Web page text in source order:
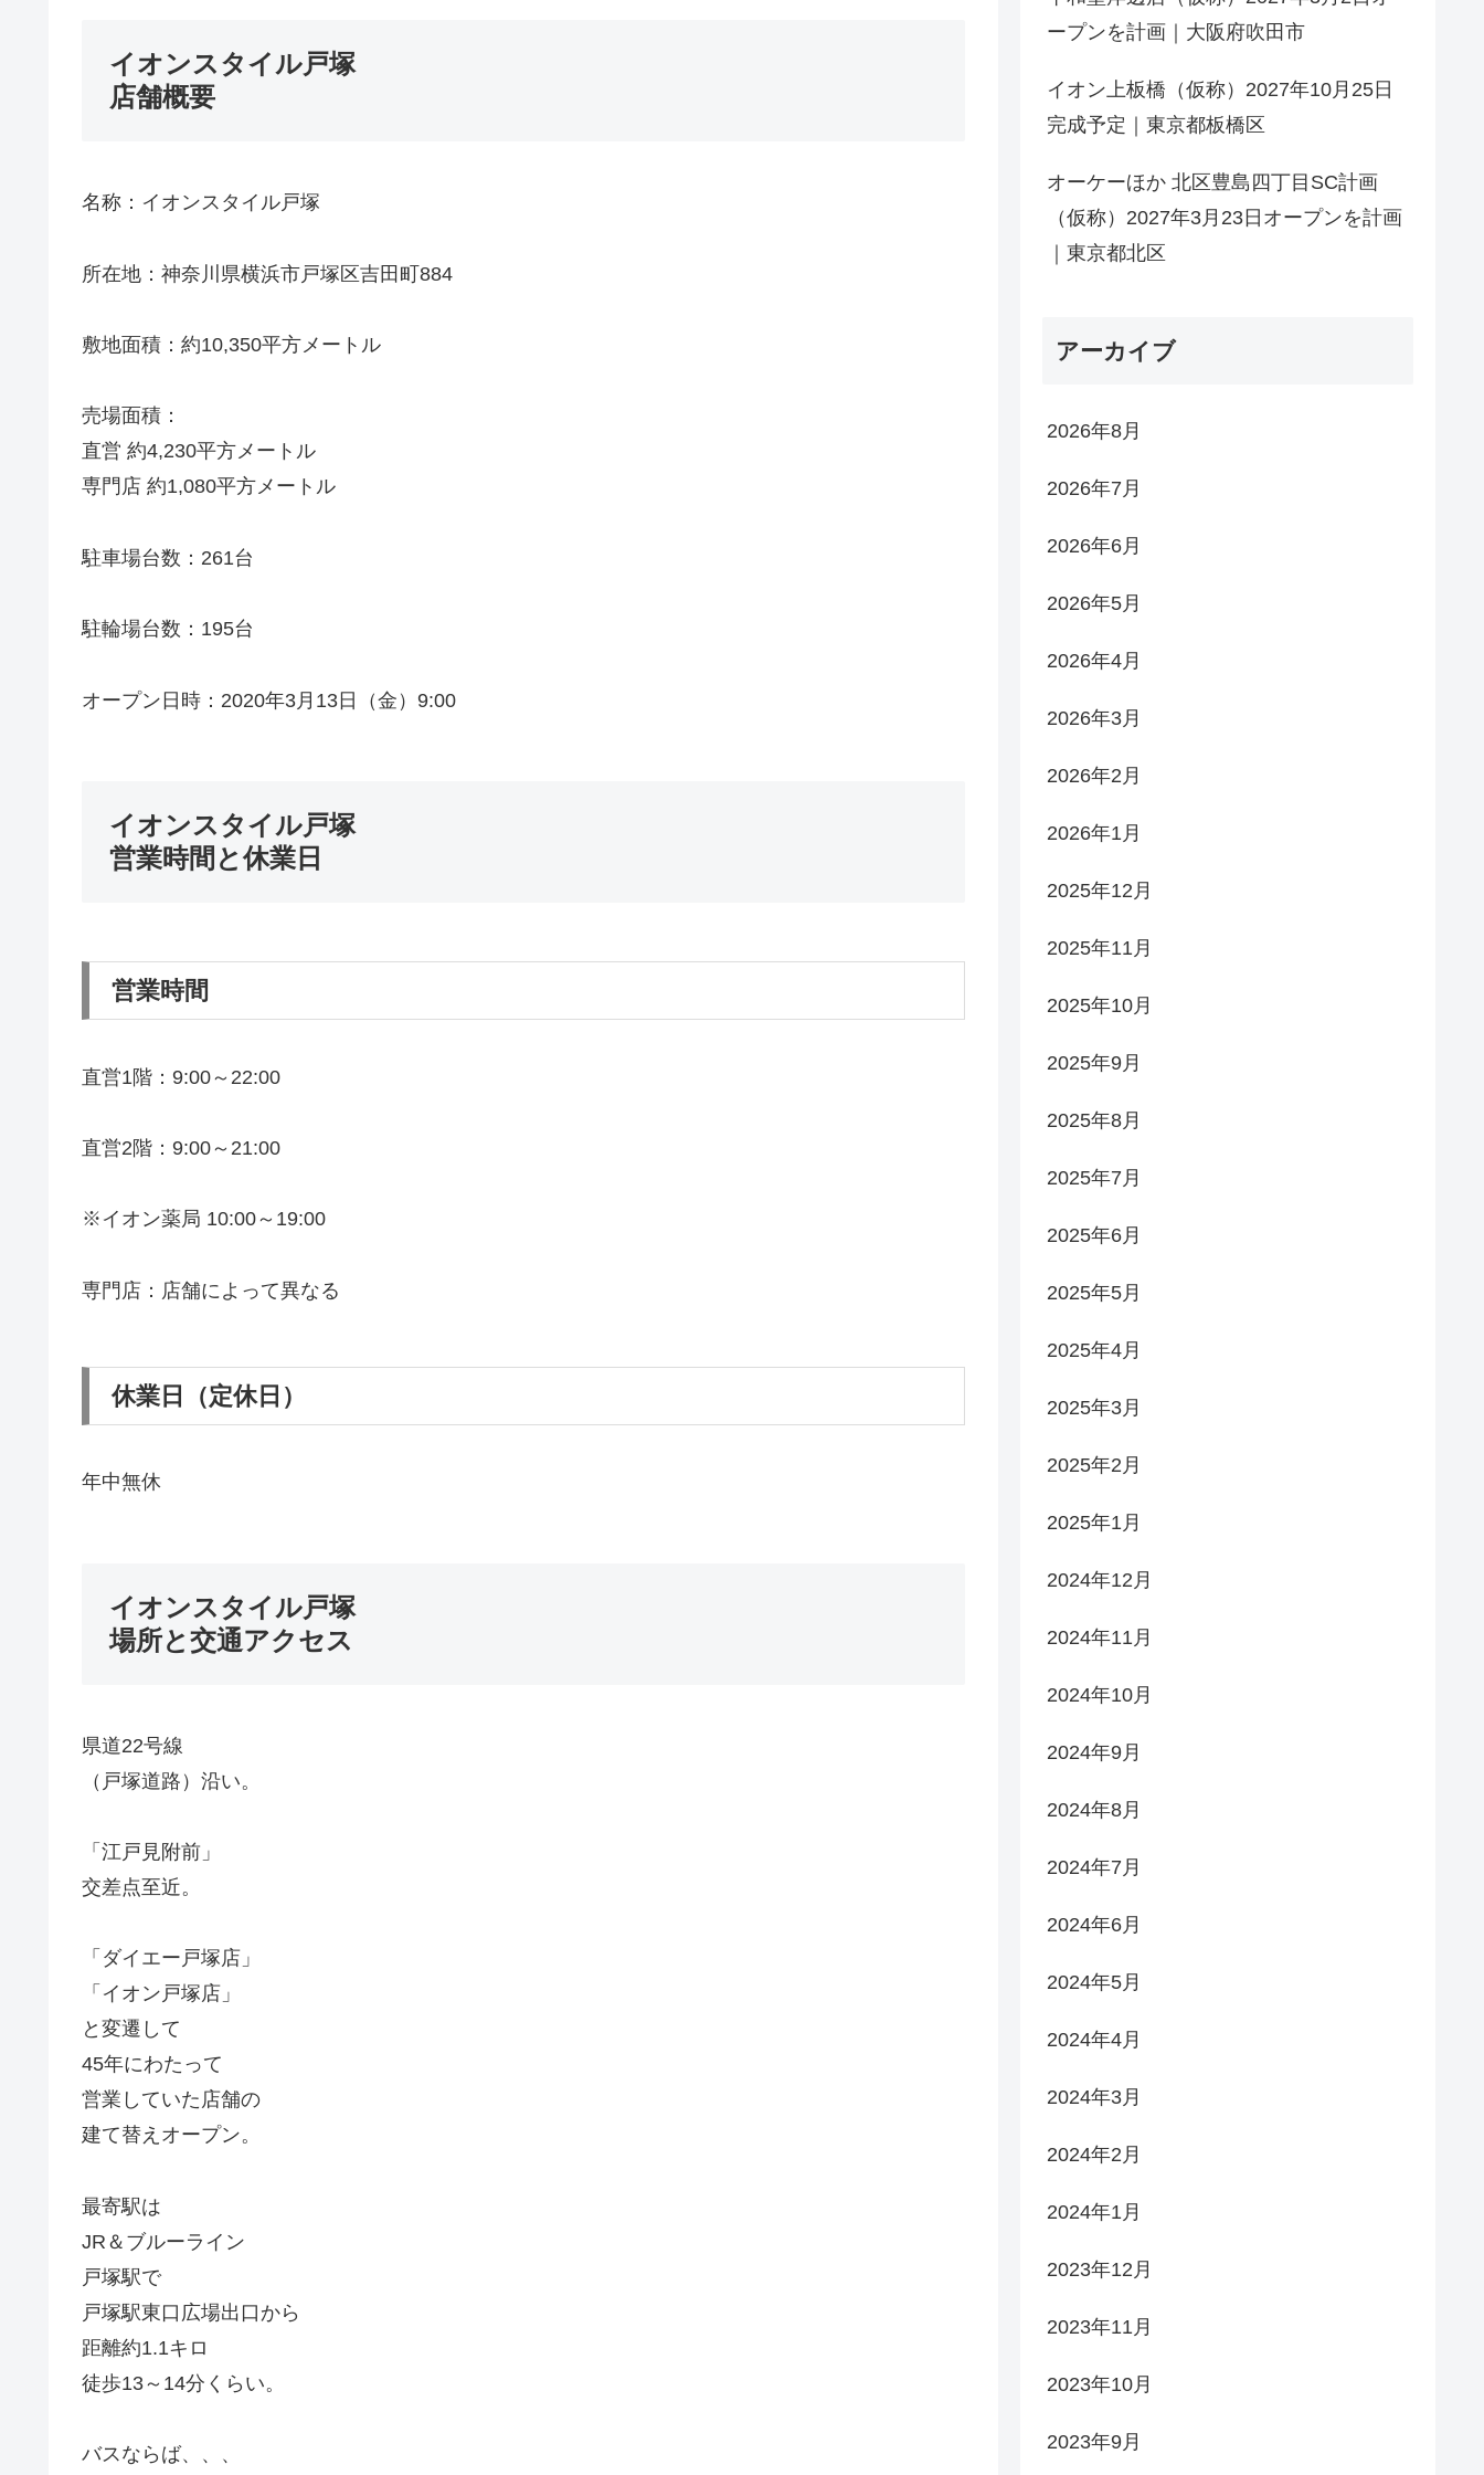
イオンスタイル戸塚
店舗概要
名称：イオンスタイル戸塚
所在地：神奈川県横浜市戸塚区吉田町884
敷地面積：約10,350平方メートル
売場面積：
直営 約4,230平方メートル
専門店 約1,080平方メートル
駐車場台数：261台
駐輪場台数：195台
オープン日時：2020年3月13日（金）9:00
イオンスタイル戸塚
営業時間と休業日
営業時間
直営1階：9:00～22:00
直営2階：9:00～21:00
※イオン薬局 10:00～19:00
専門店：店舗によって異なる
休業日（定休日）
年中無休
イオンスタイル戸塚
場所と交通アクセス
県道22号線
（戸塚道路）沿い。
「江戸見附前」
交差点至近。
「ダイエー戸塚店」
「イオン戸塚店」
と変遷して
45年にわたって
営業していた店舗の
建て替えオープン。
最寄駅は
JR＆ブルーライン
戸塚駅で
戸塚駅東口広場出口から
距離約1.1キロ
徒歩13～14分くらい。
バスならば、、、
ープンを計画｜大阪府吹田市
イオン上板橋（仮称）2027年10月25日
完成予定｜東京都板橋区
オーケーほか 北区豊島四丁目SC計画
（仮称）2027年3月23日オープンを計画
｜東京都北区
アーカイブ
2026年8月
2026年7月
2026年6月
2026年5月
2026年4月
2026年3月
2026年2月
2026年1月
2025年12月
2025年11月
2025年10月
2025年9月
2025年8月
2025年7月
2025年6月
2025年5月
2025年4月
2025年3月
2025年2月
2025年1月
2024年12月
2024年11月
2024年10月
2024年9月
2024年8月
2024年7月
2024年6月
2024年5月
2024年4月
2024年3月
2024年2月
2024年1月
2023年12月
2023年11月
2023年10月
2023年9月